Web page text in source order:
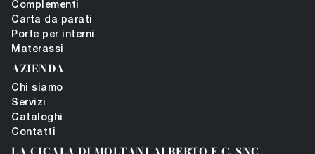
Complementi
Carta da parati
Porte per interni
Materassi
AZIENDA
Chi siamo
Servizi
Cataloghi
Contatti